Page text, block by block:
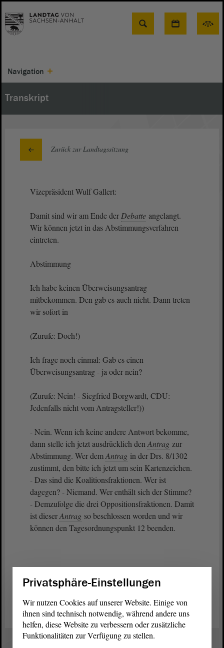
Suche
Navigation
Transkript
Zurück zur Landtagssitzung
Vizepräsident Wulf Gallert:
Damit sind wir am Ende der Debatte angelangt.
Wir können jetzt in das Abstimmungsverfahren
eintreten.
Abstimmung
Ich habe keinen Überweisungsantrag
mitbekommen. Den gab es auch nicht. Dann treten
wir sofort in
(Zurufe: Doch!)
Ich frage noch einmal: Gab es einen
Überweisungsantrag - ja oder nein?
(Zurufe: Nein! - Siegfried Borgwardt, CDU:
Jedenfalls nicht vom Antragsteller!))
- Nein. Wenn ich keine andere Antwort bekomme,
dann stelle ich jetzt ausdrücklich den Antrag zur
Abstimmung. Wer demAntrag in der Drs. 8/1302
zustimmt, den bitte ich jetzt um sein Kartenzeichen.
- Das sind die Koalitionsfraktionen. Wer ist
dagegen? - Niemand. Wer enthält sich der Stimme?
- Demzufolge die drei Oppositionsfraktionen. Damit
ist dieserAntrag so beschlossen worden und wir
können den Tagesordnungspunkt 12 beenden.
Zurück zur Landtagssitzung
Privatsphäre-Einstellungen
Wir nutzen Cookies auf unserer Website. Einige von
ihnen sind technisch notwendig, während andere uns
helfen, diese Website zu verbessern oder zusätzliche
Funktionalitäten zur Verfügung zu stellen.